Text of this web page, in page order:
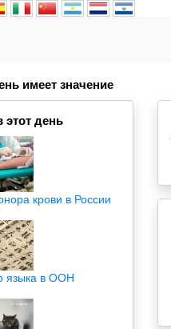
имеет значение
этот день
крови в России
языка в ООН